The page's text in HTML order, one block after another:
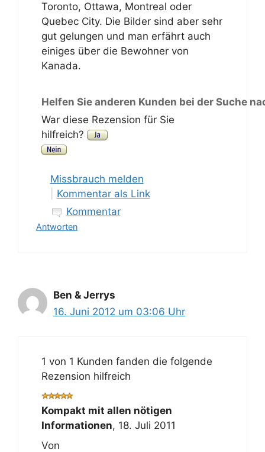
Toronto, Ottawa, Montreal oder
Quebec City. Die Bilder sind aber sehr
gut gelungen und man erfährt auch
einiges über die Bewohner von
Kanada.
Helfen Sie anderen Kunden bei der Suche
War diese Rezension für Sie
hilfreich?
Missbrauch melden
Kommentar als Link
Kommentar
Antworten
Ben & Jerrys
16. Juni 2012 um 03:06 Uhr
1 von 1 Kunden fanden die folgende
Rezension hilfreich
Kompakt mit allen nötigen
Informationen, 18. Juli 2011
Von